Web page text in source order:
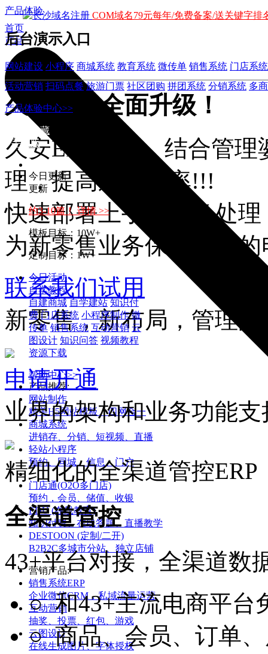
产品体验
后台演示入口
网站建设 小程序 商城系统 教育系统 微传单 销售系统 门店系统
活动营销 扫码点餐 旅游门票 社区团购 拼团系统 分销系统 多
产品体验中心>>
加入收藏
手机版
今日更新
更新
约3-10篇！ 详情 >>
模板目标：10W+
定制目标：1W+
今日活动
自学教程
自建商城 自学建站 知识付
费 门店系统 小程序制作 微
传单 销售系统 互动营销 云
图设计 知识问答 视频教程
资源下载
帮助中心>>
COM域名79元每年/免费备案/送关键字排
首页
产品
产品推荐:
网站制作
精美H5网站模板、四网合一
商城系统
进销存、分销、短视频、直播
轻站小程序
预约、同城、信息、门户
门店通(O2O多门店)
预约，会员、储值、收银
EDU (在线教育)
知识付费、在线答题、直播教学
DESTOON (定制/二开)
B2B2C多城市分站、独立店铺
营销产品:
销售系统ERP
企业微信CRM，私域流量运营
互动营销
抽奖、投票、红包、游戏
云图设计
在线生成图片、字体授权
久安ERP全面升级！
久安ERP系统，结合管
理，提高运营效率!!!
快速部署上手，业务处理
为新零售业务保障赋能的
联系我们试用
新零售，新布局，管理
申请开通
业界的架构和业务功能支
精细化的全渠道管控ERP
全渠道管控
43+平台对接，全渠道数
○ 和43+主流电商平台
○ 商品、会员、订单